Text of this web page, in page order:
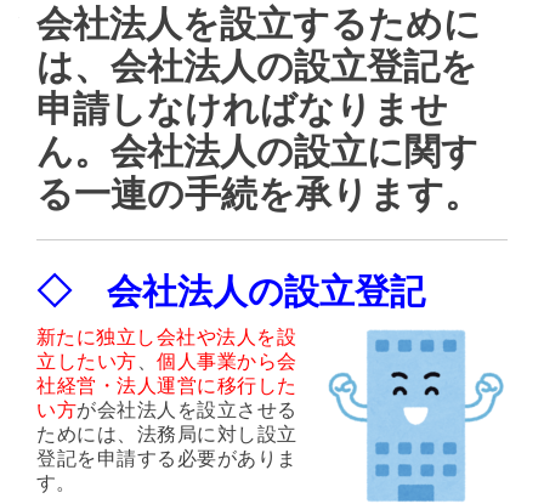
会社法人を設立するために
は、会社法人の設立登記を
申請しなければなりませ
ん。会社法人の設立に関す
る一連の手続を承ります。
◇ 会社法人の設立登記
新たに独立し会社や法人を設
立したい方
個人事業から会
社経営・法人運営に移行した
い方が会社法人を設立させる
ためには、法務局に対し設立
登記を申請する必要がありま
す。